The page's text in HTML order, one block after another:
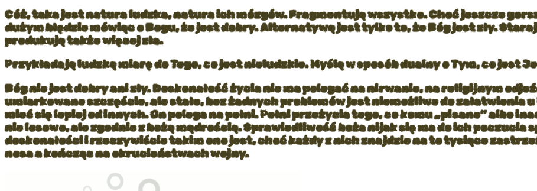
Cóż, taka jest natura ludzka, natura ich mózgów. Fragmentują wszystko. Choć jeszcze
dużym błędzie mówiąc o Bogu, że jest dobry. Alternatywą jest tylko to, że Bóg jest zły.
produkują także więcej zła.
Przykładają ludzką miarę do Tego, co jest nieludzkie. Myślą w sposób dualny o Tym, co jest
Bóg nie jest dobry ani zły. Doskonałość życia nie ma polegać na nirwanie, na religijnym
umiarkowane szczęście, ale stałe, bez żadnych problemów jest niemożliwe do załatwienia u
mieć się lepiej od innych. On polega na pełni. Pełni przeżycia tego, co komu „pisane” albo
nie losowo, ale zgodnie z bożą mądrością. Sprawiedliwość boża nijak się ma do ich poczucia
doskonałości i rzeczywiście takim ono jest, choć każdy z nich znajdzie na to tysiące
nosa a kończąc na okrucieństwach wojny.